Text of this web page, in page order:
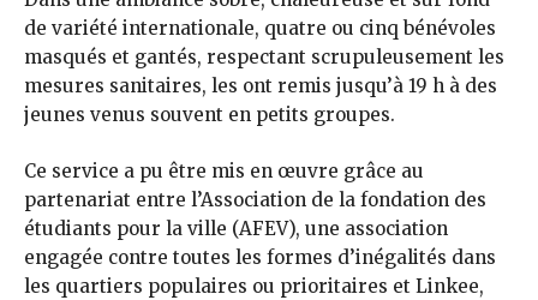
de variété internationale, quatre ou cinq bénévoles
masqués et gantés, respectant scrupuleusement les
mesures sanitaires, les ont remis jusqu’à 19 h à des
jeunes venus souvent en petits groupes.
Ce service a pu être mis en œuvre grâce au
partenariat entre l’Association de la fondation des
étudiants pour la ville (AFEV), une association
engagée contre toutes les formes d’inégalités dans
les quartiers populaires ou prioritaires et Linkee,